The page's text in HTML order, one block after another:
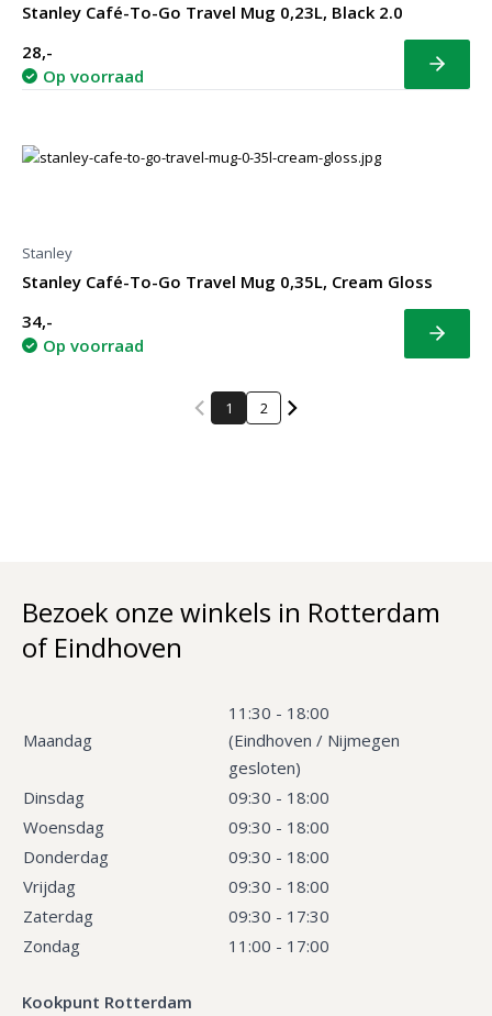
Stanley Café-To-Go Travel Mug 0,23L, Black 2.0
28,-
Op voorraad
Bekijk
Stanley
Stanley Café-To-Go Travel Mug 0,35L, Cream Gloss
34,-
Op voorraad
Bekijk
1 2
Bezoek onze winkels in Rotterdam
of Eindhoven
Maandag
11:30 - 18:00
(Eindhoven / Nijmegen
gesloten)
Dinsdag
09:30 - 18:00
Woensdag
09:30 - 18:00
Donderdag
09:30 - 18:00
Vrijdag
09:30 - 18:00
Zaterdag
09:30 - 17:30
Zondag
11:00 - 17:00
Kookpunt Rotterdam